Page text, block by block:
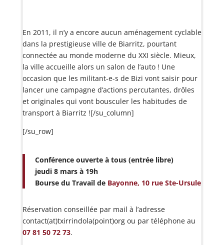
En 2011, il n’y a encore aucun aménagement cyclable
dans la prestigieuse ville de Biarritz, pourtant
connectée au monde moderne du XXI siècle. Mieux,
la ville accueille alors un salon de l’auto ! Une
occasion que les militant-e-s de Bizi vont saisir pour
lancer une campagne d’actions percutantes, drôles
et originales qui vont bousculer les habitudes de
transport à Biarritz ![/su_column]
[/su_row]
Conférence ouverte à tous (entrée libre)
jeudi 8 mars à 19h
Bourse du Travail de Bayonne, 10 rue Ste-Ursule
Réservation conseillée par mail à l’adresse
contact(at)txirrindola(point)org ou par téléphone au
07 81 50 72 73.